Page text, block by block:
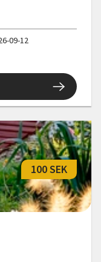
09-12
100 SEK